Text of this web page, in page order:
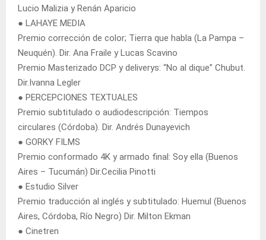
Lucio Malizia y Renán Aparicio
● LAHAYE MEDIA
Premio corrección de color; Tierra que habla (La Pampa –
Neuquén). Dir. Ana Fraile y Lucas Scavino
Premio Masterizado DCP y deliverys: “No al dique” Chubut.
Dir.Ivanna Legler
● PERCEPCIONES TEXTUALES
Premio subtitulado o audiodescripción: Tiempos
circulares (Córdoba). Dir. Andrés Dunayevich
● GORKY FILMS
Premio conformado 4K y armado final: Soy ella (Buenos
Aires – Tucumán) Dir.Cecilia Pinotti
● Estudio Silver
Premio traducción al inglés y subtitulado: Huemul (Buenos
Aires, Córdoba, Río Negro) Dir. Milton Ekman
● Cinetren